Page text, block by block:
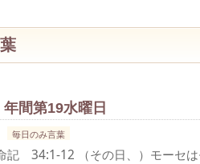
第19水曜日
毎日のみ言葉
34:1-12 （その日、）モーセは